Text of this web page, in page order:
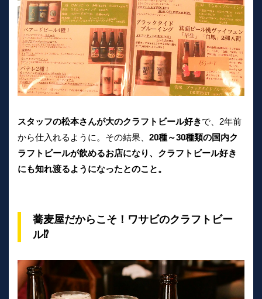
スタッフの松本さんが大のクラフトビール好きで、2年前
から仕入れるように。その結果、 20種～30種類の国内ク
ラフトビールが飲めるお店になり、クラフトビール好き
にも知れ渡るようになったとのこと。
蕎麦屋だからこそ！ワサビのクラフトビー
ル⁉